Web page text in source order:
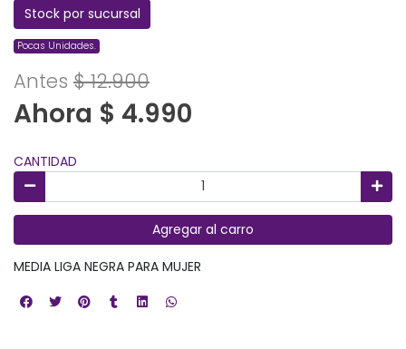
Stock por sucursal
Pocas Unidades.
Antes $ 12.900
Ahora $ 4.990
CANTIDAD
Agregar al carro
MEDIA LIGA NEGRA PARA MUJER